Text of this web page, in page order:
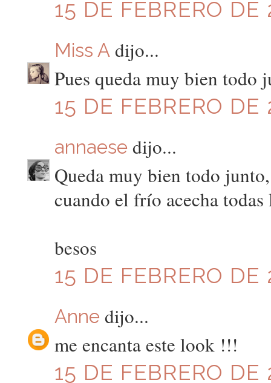
15 DE FEBRERO DE
Miss Adijo...
Pues queda muy bien todo
15 DE FEBRERO DE
annaese dijo...
Queda muy bien todo
cuando el frío acecha todas
besos
15 DE FEBRERO
Anne dijo...
me encanta este look !!!
15 DE FEBRERO